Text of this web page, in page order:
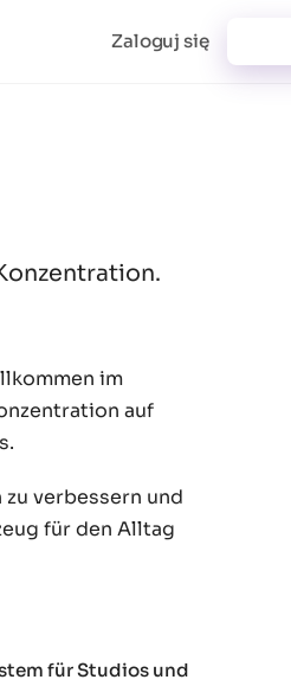
Zaloguj się
im
auf
verbessern und
für den Alltag
für Studios und